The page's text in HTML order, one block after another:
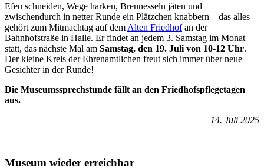
Efeu schneiden, Wege harken, Brennesseln jäten und
zwischendurch in netter Runde ein Plätzchen knabbern – das alles
gehört zum Mitmachtag auf dem Alten Friedhofan der
Bahnhofstraße in Halle. Er findet an jedem 3. Samstag im Monat
statt, das nächste Mal am Samstag, den 19. Juli von 10-12 Uhr.
Der kleine Kreis der Ehrenamtlichen freut sich immer über neue
Gesichter in der Runde!
Die Museumssprechstunde fällt an den Friedhofspflegetagen
aus.
14. Juli 2025
Museum wieder erreichbar